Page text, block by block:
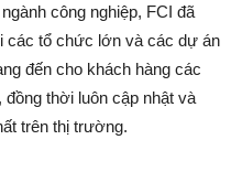
công nghiệp, FCI đã
các tổ chức lớn và các dự án
đến cho khách hàng các
thời luôn cập nhật và
trên thị trường.